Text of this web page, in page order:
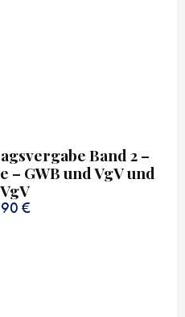
Band 2 –
GWB und VgV und
€